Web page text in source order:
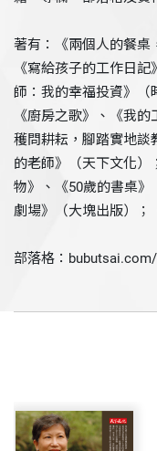
著有：《兩個人的餐桌
《寫給孩子的工作日
師：我的幸福投資》（
《廚房之歌》、《我
穫問耕耘，腳踏實地談
的老師》（天下文化）
物》、《50歲的書桌
劇場》（大塊出版）；
部落格：bubutsai.com/